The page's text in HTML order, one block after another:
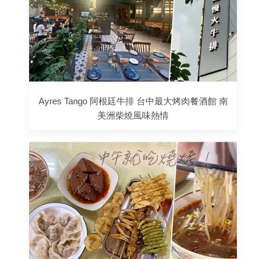
Ayres Tango 阿根廷牛排 台中最大烤肉餐酒館 南
美洲柴燒風味熱情